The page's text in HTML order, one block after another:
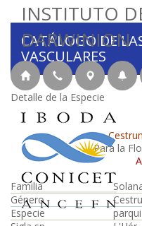
INSTITUTO
DARWINION
CATÁLOGO DE
VASCULARES
Detalle de la Especie
Para la
Familia
Género
Especie
parqui